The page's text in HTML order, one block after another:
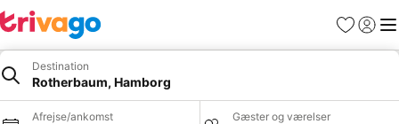
Favoritter
Log ind
Destination
Rotherbaum, Hamborg
Afrejse/ankomst Gæster og værelser